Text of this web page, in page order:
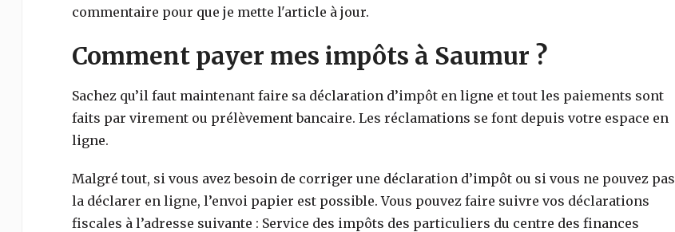
commentaire pour que je mette l'article à jour.
Comment payer mes impôts à Saumur ?
Sachez qu’il faut maintenant faire sa déclaration d’impôt en ligne et tout les paiements sont
faits par virement ou prélèvement bancaire. Les réclamations se font depuis votre espace en
ligne.
Malgré tout, si vous avez besoin de corriger une déclaration d’impôt ou si vous ne pouvez pas
la déclarer en ligne, l’envoi papier est possible. Vous pouvez faire suivre vos déclarations
fiscales à l’adresse suivante : Service des impôts des particuliers du centre des finances